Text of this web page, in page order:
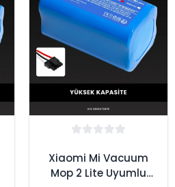
Xiaomi Mi Vacuum
Mop 2 Lite Uyumlu